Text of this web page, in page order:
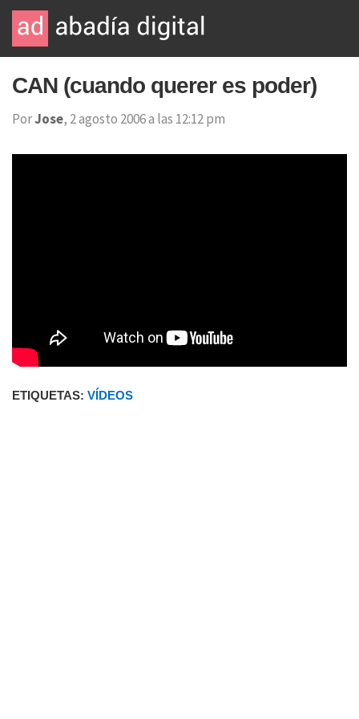
CAN (cuando querer es poder)
PorJose, 2 agosto 2006 a las 12:12 pm
ETIQUETAS: VÍDEOS